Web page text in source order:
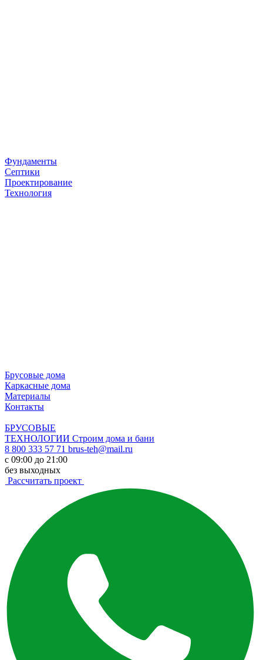
Фундаменты
Септики
Проектирование
Технология
Брусовые дома
Каркасные дома
Материалы
Контакты
БРУСОВЫЕ
ТЕХНОЛОГИИ Строим дома и бани
8 800 333 57 71 brus-teh@mail.ru
с 09:00 до 21:00
без выходных
Рассчитать проект